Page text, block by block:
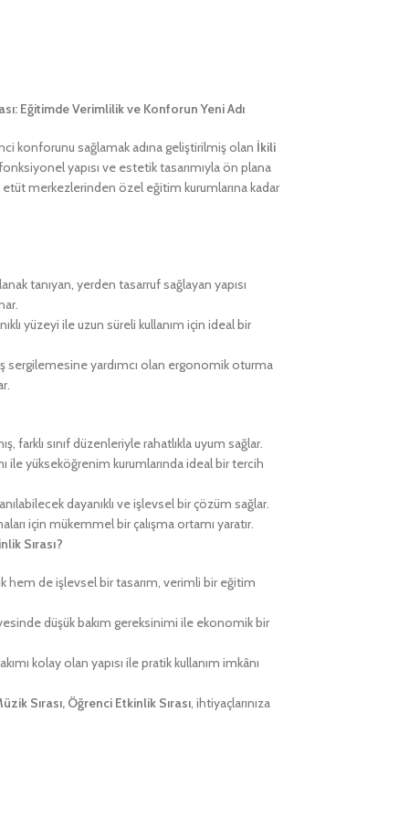
Eğitimde Verimlilik ve Konforun Yeni Adı
konforunu sağlamak adına geliştirilmiş olan İkili
yapısı ve estetik tasarımıyla ön plana
etüt merkezlerinden özel eğitim kurumlarına kadar
tanıyan, yerden tasarruf sağlayan yapısı
yüzeyi ile uzun süreli kullanım için ideal bir
sergilemesine yardımcı olan ergonomik oturma
farklı sınıf düzenleriyle rahatlıkla uyum sağlar.
ile yükseköğrenim kurumlarında ideal bir tercih
dayanıklı ve işlevsel bir çözüm sağlar.
için mükemmel bir çalışma ortamı yaratır.
Sırası?
hem de işlevsel bir tasarım, verimli bir eğitim
düşük bakım gereksinimi ile ekonomik bir
kolay olan yapısı ile pratik kullanım imkânı
Sırası, Öğrenci Etkinlik Sırası, ihtiyaçlarınıza